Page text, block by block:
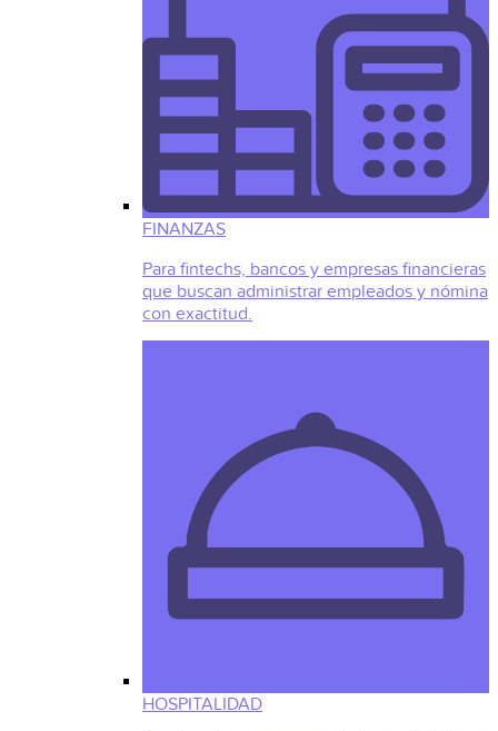
FINANZAS
Para fintechs, bancos y empresas financieras
que buscan administrar empleados y nómina
con exactitud.
HOSPITALIDAD